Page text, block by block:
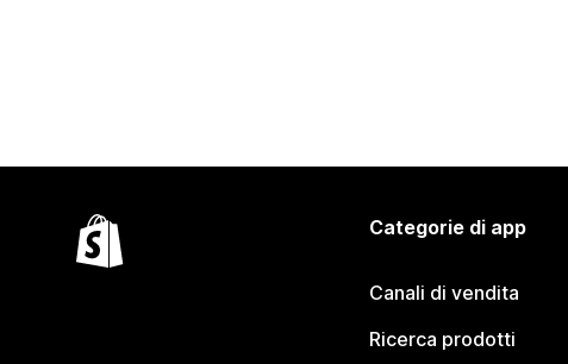
Categorie di app
Canali di vendita
Ricerca prodotti